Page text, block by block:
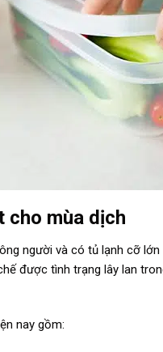
cho mùa dịch
người và có tủ lạnh cỡ
được tình trạng lây lan
nay gồm: